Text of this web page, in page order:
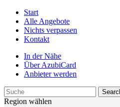
Start
Alle Angebote
Nichts verpassen
Kontakt
In der Nähe
Über AzubiCard
Anbieter werden
Region wählen